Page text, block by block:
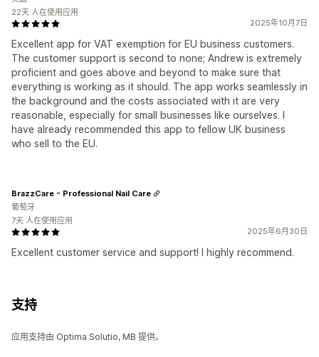
2025年10月7日
Excellent app for VAT exemption for EU business customers.
The customer support is second to none; Andrew is extremely
proficient and goes above and beyond to make sure that
everything is working as it should. The app works seamlessly in
the background and the costs associated with it are very
reasonable, especially for small businesses like ourselves. I
have already recommended this app to fellow UK business
who sell to the EU.
22天 人在使用应用
2025年6月30日
Excellent customer service and support! I highly recommend.
BrazzCare - Professional Nail Care
葡萄牙
7天 人在使用应用
支持
应用支持由 Optima Solutio, MB 提供。